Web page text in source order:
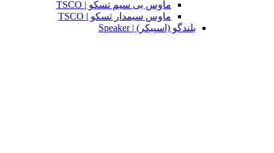
ماوس بی سیم تسکو | TSCO
ماوس سیمدار تسکو | TSCO
بلندگو (اسپیکر) | Speaker